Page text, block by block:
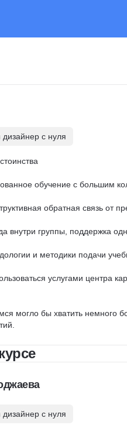
с нуля
обучение с большим
обратная связь от
внутри группы, поддержка
и методики подачи
услугами центра
могло бы хватить немного
с нуля